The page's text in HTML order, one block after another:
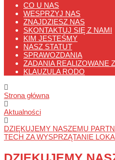
CO U NAS
WESPRZYJ NAS
ZNAJDZIESZ NAS
SKONTAKTUJ SIĘ Z NAMI
KIM JESTEŚMY
NASZ STATUT
SPRAWOZDANIA
ZADANIA REALIZOWANE
KLAUZULA RODO
Strona główna
Aktualności
DZIĘKUJEMY NASZEMU
TECH ZA WYSPRZĄTANIE